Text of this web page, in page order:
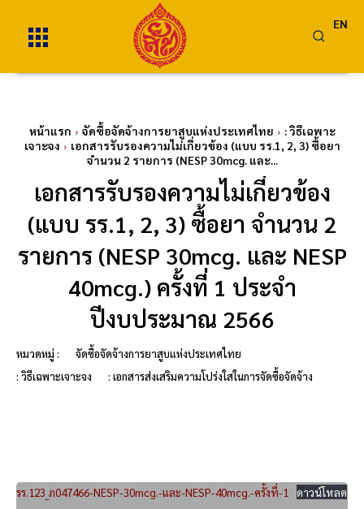
EN
หน้าแรก จัดซื้อจัดจ้างการยาสูบแห่งประเทศไทย
: วิธีเฉพาะ
เจาะจง
เอกสารรับรองความไม่เกี่ยวข้อง (แบบ รร.1, 2, 3) ซื้อยา
จำนวน 2 รายการ (NESP 30mcg. และ...
เอกสารรับรองความไม่เกี่ยวข้อง
(แบบ รร.1, 2, 3) ซื้อยา จำนวน 2
รายการ (NESP 30mcg. และ NESP
40mcg.) ครั้งที่ 1 ประจำ
ปีงบประมาณ 2566
หมวดหมู่ :
จัดซื้อจัดจ้างการยาสูบแห่งประเทศไทย
: วิธีเฉพาะเจาะจง
: เอกสารส่งเสริมความโปร่งใสในการจัดซื้อจัดจ้าง
รร.123_ภ047466-NESP-30mcg.-และ-NESP-40mcg.-ครั้งที่-1 ดาวน์โหลด